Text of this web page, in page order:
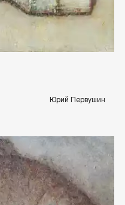
ekb.rakovgallery.ru
Юрий Первушин